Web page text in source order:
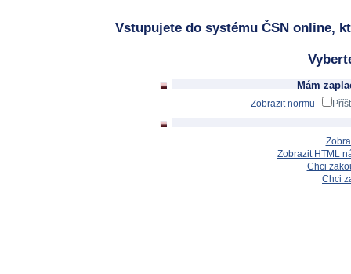
Vstupujete do systému ČSN online,
Mám
Zobrazit normu
Zobrazit HTML
Chci
Chci